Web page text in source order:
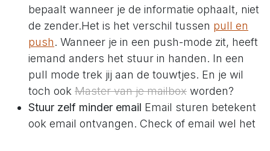
bepaalt wanneer je de informatie ophaalt, niet
de zender.Het is het verschil tussen pull en
push. Wanneer je in een push-mode zit, heeft
iemand anders het stuur in handen. In een
pull mode trek jij aan de touwtjes. En je wil
toch ook Master van je mailbox worden?
Stuur zelf minder email Email sturen betekent
ook email ontvangen. Check of email wel het